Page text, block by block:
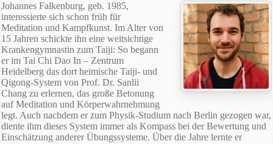
Johannes Falkenburg, geb. 1985,
interessierte sich schon früh für
Meditation und Kampfkunst. Im Alter von
15 Jahren schickte ihn eine weitsichtige
Krankengymnastin zum Taiji: So begann
er im Tai Chi Dao In – Zentrum
Heidelberg das dort heimische Taiji- und
Qigong-System von Prof. Dr. Sanlii
Chang zu erlernen, das große Betonung
auf Meditation und Körperwahrnehmung
legt. Auch nachdem er zum Physik-Studium nach Berlin gezogen war,
diente ihm dieses System immer als Kompass bei der Bewertung und
Einschätzung anderer Übungssysteme. Über die Jahre lernte er